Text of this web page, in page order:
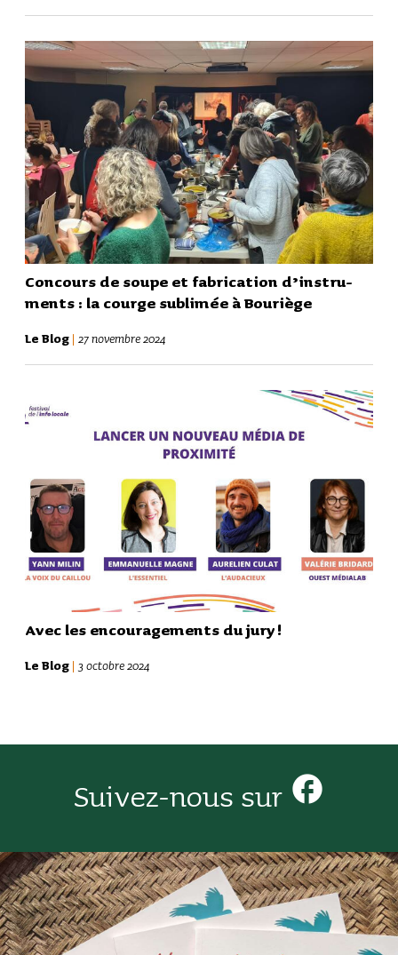
Concours de soupe et fabri­ca­tion d’ins­tru­
ments : la courge subli­mée à Bouriège
Le Blog 27 novembre 2024
Avec les encou­ra­ge­ments du jury !
Le Blog 3 octobre 2024
Suivez-nous sur facebook